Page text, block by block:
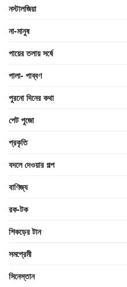
নস্টালজিয়া
না-মানুষ
পায়ের তলায় সর্ষে
পালা- পাব্বণ
পুরনো দিনের কথা
পেট পুজো
প্রকৃতি
বদলে দেওয়ার গল্প
বাণিজ্য
রক-টক
শিকড়ের টান
সমপ্রেমী
সিনেস্তান